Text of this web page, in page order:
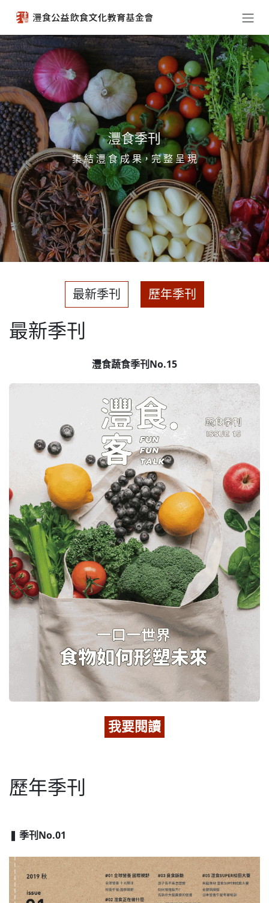
灃食季刊
集 結 灃 食 成 果，完 整 呈 現
最新季刊 歷年季刊
最新季刊
灃食蔬食季刊No.15
我要閱讀
歷年季刊
❚ 季刊No.01